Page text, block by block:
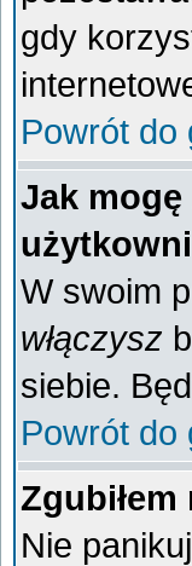
gdy
Powrót do
Jak
W swoim
włączysz
siebie.
Powrót do
Zgubiłem
Nie